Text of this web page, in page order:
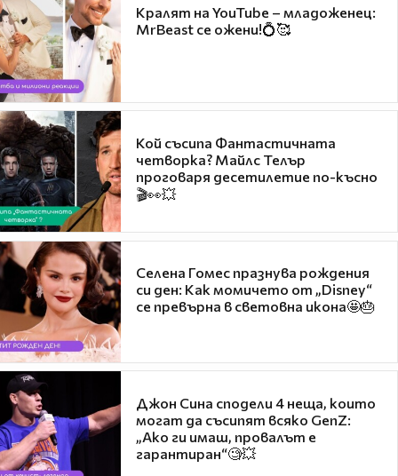
Кралят на YouTube – младоженец:
MrBeast се ожени!💍🥰
Кой съсипа Фантастичната
четворка? Майлс Телър
проговаря десетилетие по-късно
🎬👀💥
Селена Гомес празнува рождения
си ден: Как момичето от „Disney“
се превърна в световна икона🤩🎂
Джон Сина сподели 4 неща, които
могат да съсипят всяко GenZ:
„Ако ги имаш, провалът е
гарантиран“🧐💥